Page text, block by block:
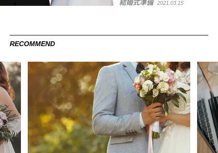
結婚式準備 2021.03.15
RECOMMEND